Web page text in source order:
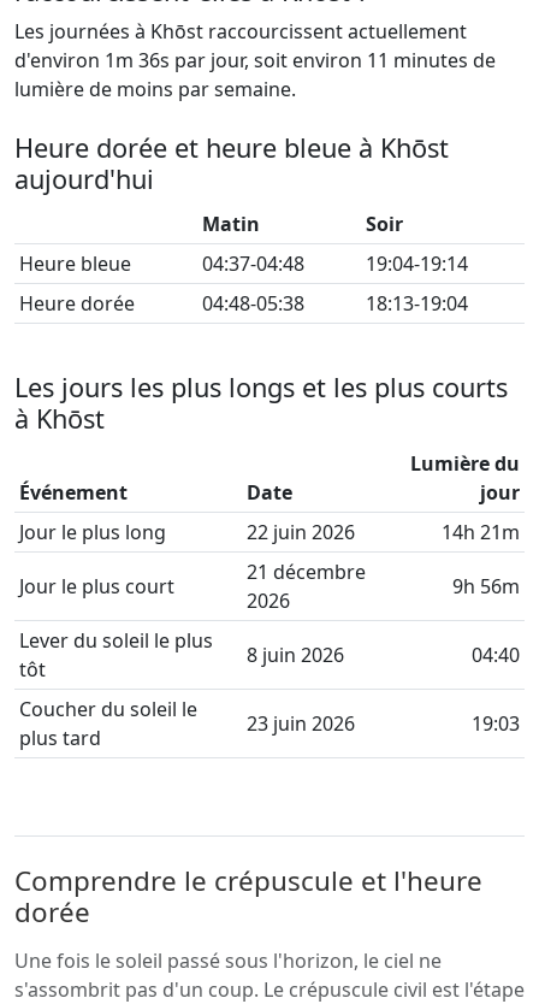
Les journées à Khōst raccourcissent actuellement
d'environ 1m 36s par jour, soit environ 11 minutes de
lumière de moins par semaine.
Heure dorée et heure bleue à Khōst
aujourd'hui
Matin
Soir
Heure bleue
04:37-04:48
19:04-19:14
Heure dorée
04:48-05:38 18:13-19:04
Les jours les plus longs et les plus courts
à Khōst
Événement Date
Lumière du
jour
Jour le plus long
22 juin 2026 14h 21m
Jour le plus court
21 décembre
2026
9h 56m
Lever du soleil le plus
tôt
8 juin 2026 04:40
Coucher du soleil le
plus tard
23 juin 2026 19:03
Comprendre le crépuscule et l'heure
dorée
Une fois le soleil passé sous l'horizon, le ciel ne
s'assombrit pas d'un coup. Le crépuscule civil est l'étape